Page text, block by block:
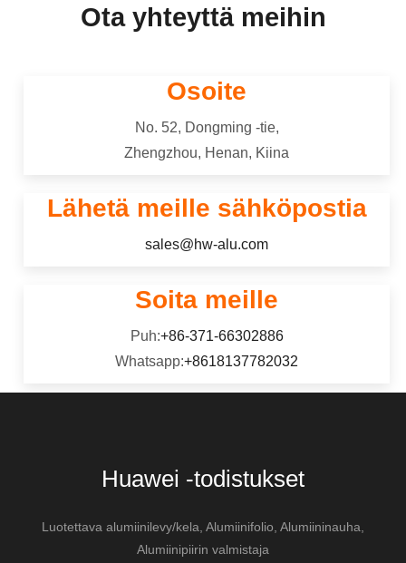
anodisoivan sähkökemiallisen
prosessin, Yksityiskohtaiset
anodisointiin muihin
reikien tai rei'ityskuviolla koko
5182 alumiiniseos kuuluu 5000 sarja
hitsaus, Hyvä kylmä työllisyys, ja
Ota yhteyttä meihin
Osoite
No. 52, Dongming -tie,
Zhengzhou, Henan, Kiina
Lähetä meille sähköpostia
sales@hw-alu.com
Soita meille
Puh:+86-371-66302886
Whatsapp:+8618137782032
Huawei -todistukset
Luotettava alumiinilevy/kela, Alumiinifolio, Alumiininauha,
Alumiinipiirin valmistaja